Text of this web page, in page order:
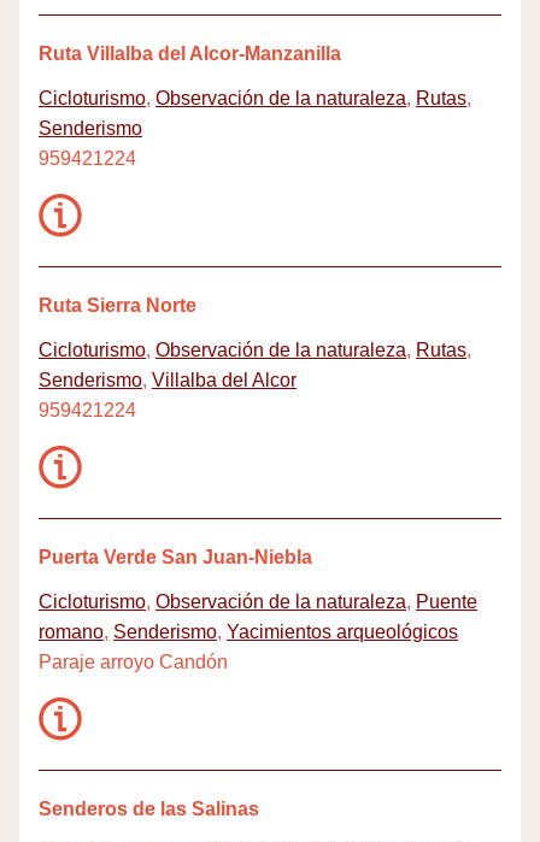
Ruta Villalba del Alcor-Manzanilla
Cicloturismo, Observación de la naturaleza, Rutas,
Senderismo
959421224
Ruta Sierra Norte
Cicloturismo, Observación de la naturaleza, Rutas,
Senderismo, Villalba del Alcor
959421224
Puerta Verde San Juan-Niebla
Cicloturismo, Observación de la naturaleza, Puente
romano, Senderismo, Yacimientos arqueológicos
Paraje arroyo Candón
Senderos de las Salinas